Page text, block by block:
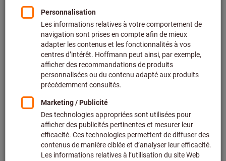
Ajouter au panier
Délai de livraison estimé : 4 à 6 semaines
Veuillez noter le délai de livraison et les conseils
Nous commandons cet article pour vous directement
chez le fabricant, car il ne fait pas partie de notre
assortiment principal et n’est donc pas en stock chez
nous.Infos